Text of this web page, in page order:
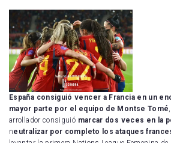
España consiguió vencer a Francia en un
mayor parte por el equipo de Montse Tomé
arrollador consiguió marcar dos veces en la
neutralizar por completo los ataques